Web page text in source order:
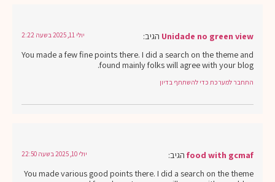
Unidade no green view הגיב: יולי 11, 2025 בשעה 2:22
You made a few fine points there. I did a search on the theme and
found mainly folks will agree with your blog.
התחבר למערכת כדי להשתתף בדיון
food with gcmaf הגיב: יולי 10, 2025 בשעה 22:50
You made various good points there. I did a search on the theme